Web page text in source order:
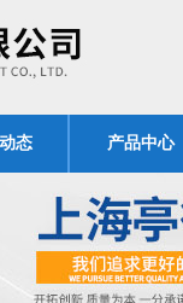
态 产品中心